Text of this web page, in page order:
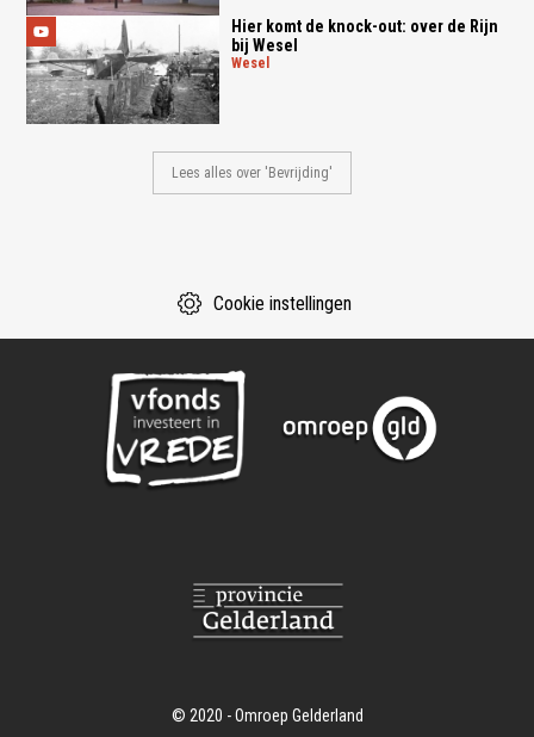
Hier komt de knock-out: over de Rijn
bij Wesel
wesel
Lees alles over 'Bevrijding'
Cookie instellingen